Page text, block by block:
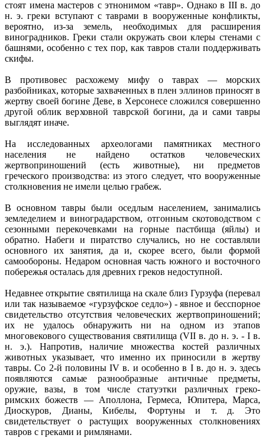
стоят имена мастеров с этнонимом «тавр». Однако в III в. до
н. э. греки вступают с таврами в вооруженные конфликты,
вероятно, из-за земель, необходимых для расширения
виноградников. Греки стали окружать свои клеры стенами с
башнями, особенно с тех пор, как тавров стали поддерживать
скифы.
В противовес расхожему мифу о таврах — морских
разбойниках, которые захваченных в плен эллинов приносят в
жертву своей богине Деве, в Херсонесе сложился совершенно
другой облик верховной таврской богини, да и сами тавры
выглядят иначе.
На исследованных археологами памятниках местного
населения не найдено остатков человеческих
жертвоприношений (есть животные), ни предметов
греческого производства: из этого следует, что вооруженные
столкновения не имели целью грабеж.
В основном тавры были оседлым населением, занимались
земледелием и виноградарством, отгонным скотоводством с
сезонными перекочевками на горные пастбища (яйлы) и
обратно. Набеги и пиратство случались, но не составляли
основного их занятия, да и, скорее всего, были формой
самообороны. Недаром основная часть южного и восточного
побережья осталась для древних греков недоступной.
Недавнее открытие святилища на скале близ Гурзуфа (перевал
или так называемое «гурзуфское седло») - явное и бесспорное
свидетельство отсутствия человеческих жертвоприношений;
их не удалось обнаружить ни на одном из этапов
многовекового существования святилища (VII в. до н. э. - I в.
н. э.). Напротив, наличие множества костей различных
животных указывает, что именно их приносили в жертву
тавры. Со 2-й половины IV в. и особенно в I в. до н. э. здесь
появляются самые разнообразные античные предметы,
оружие, вазы, в том числе статуэтки различных греко-
римских божеств — Аполлона, Гермеса, Юпитера, Марса,
Диоскуров, Дианы, Кибелы, Фортуны и т. д. Это
свидетельствует о растущих вооруженных столкновениях
тавров с греками и римлянами.